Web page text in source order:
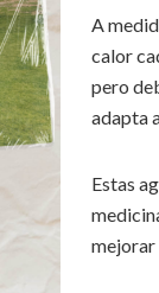
A
calor
pero
adapta
Estas
mejorar